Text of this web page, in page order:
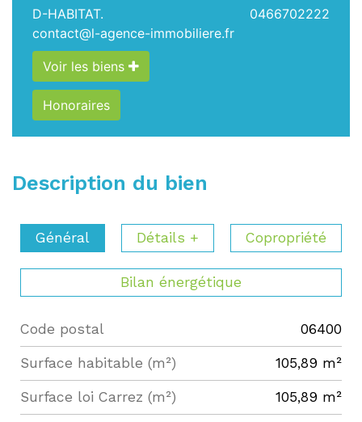
D-HABITAT.
0466702222
contact@l-agence-immobiliere.fr
Voir les biens
Honoraires
Description du bien
Général Détails + Copropriété
Bilan énergétique
Label Value
Code postal 06400
Surface habitable (m²) 105,89 m²
Surface loi Carrez (m²) 105,89 m²